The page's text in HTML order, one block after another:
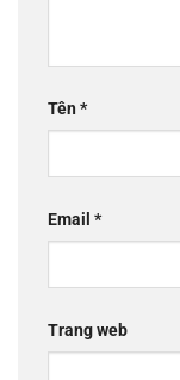
Tên*
Email *
Trang web